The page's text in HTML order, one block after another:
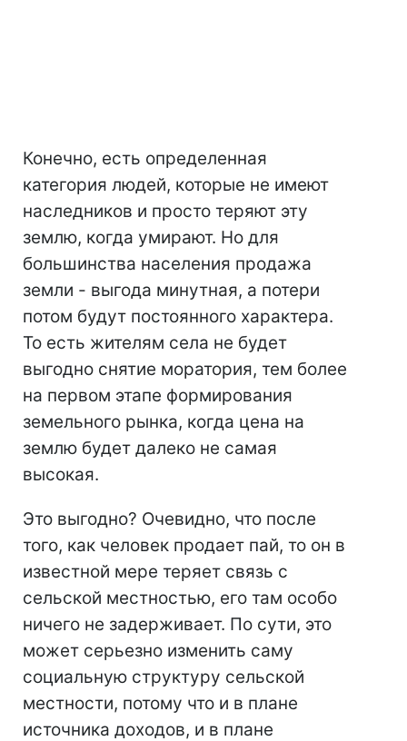
Конечно, есть определенная
категория людей, которые не имеют
наследников и просто теряют эту
землю, когда умирают. Но для
большинства населения продажа
земли - выгода минутная, а потери
потом будут постоянного характера.
То есть жителям села не будет
выгодно снятие моратория, тем более
на первом этапе формирования
земельного рынка, когда цена на
землю будет далеко не самая
высокая.
Это выгодно? Очевидно, что после
того, как человек продает пай, то он в
известной мере теряет связь с
сельской местностью, его там особо
ничего не задерживает. По сути, это
может серьезно изменить саму
социальную структуру сельской
местности, потому что и в плане
источника доходов, и в плане